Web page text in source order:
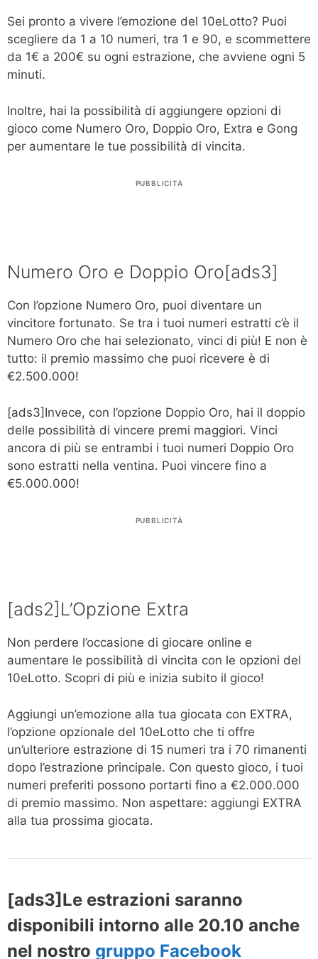
Sei pronto a vivere l’emozione del 10eLotto? Puoi
scegliere da 1 a 10 numeri, tra 1 e 90, e scommettere
da 1€ a 200€ su ogni estrazione, che avviene ogni 5
minuti.
Inoltre, hai la possibilità di aggiungere opzioni di
gioco come Numero Oro, Doppio Oro, Extra e Gong
per aumentare le tue possibilità di vincita.
PUBBLICITÀ
Numero Oro e Doppio Oro[ads3]
Con l’opzione Numero Oro, puoi diventare un
vincitore fortunato. Se tra i tuoi numeri estratti c’è il
Numero Oro che hai selezionato, vinci di più! E non è
tutto: il premio massimo che puoi ricevere è di
€2.500.000!
[ads3]Invece, con l’opzione Doppio Oro, hai il doppio
delle possibilità di vincere premi maggiori. Vinci
ancora di più se entrambi i tuoi numeri Doppio Oro
sono estratti nella ventina. Puoi vincere fino a
€5.000.000!
PUBBLICITÀ
[ads2]L’Opzione Extra
Non perdere l’occasione di giocare online e
aumentare le possibilità di vincita con le opzioni del
10eLotto. Scopri di più e inizia subito il gioco!
Aggiungi un’emozione alla tua giocata con EXTRA,
l’opzione opzionale del 10eLotto che ti offre
un’ulteriore estrazione di 15 numeri tra i 70 rimanenti
dopo l’estrazione principale. Con questo gioco, i tuoi
numeri preferiti possono portarti fino a €2.000.000
di premio massimo. Non aspettare: aggiungi EXTRA
alla tua prossima giocata.
[ads3]Le estrazioni saranno
disponibili intorno alle 20.10 anche
nel nostro gruppo Facebook